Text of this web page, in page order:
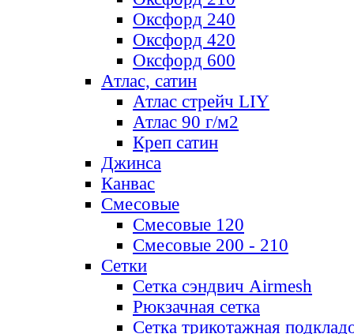
Оксфорд 240
Оксфорд 420
Оксфорд 600
Атлас, сатин
Атлас стрейч LIY
Атлас 90 г/м2
Креп сатин
Джинса
Канвас
Смесовые
Смесовые 120
Смесовые 200 - 210
Сетки
Сетка сэндвич Airmesh
Рюкзачная сетка
Сетка трикотажная